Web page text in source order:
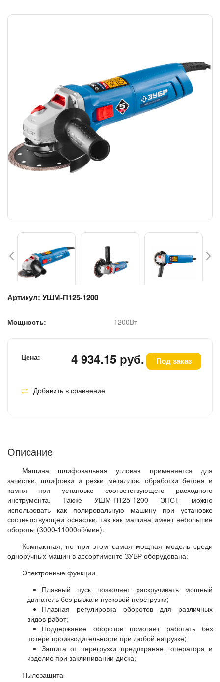
Артикул: УШМ-П125-1200
Мощность: 1200Вт
Цена: 4 934.15 руб. Под заказ
Добавить в сравнение
Описание
Машина шлифовальная угловая применяется для
зачистки, шлифовки и резки металлов, обработки бетона и
камня при установке соответствующего расходного
инструмента. Также УШМ-П125-1200 ЭПСТ можно
использовать как полировальную машину при установке
соответствующей оснастки, так как машина имеет небольшие
обороты (3000-11000об/мин).
Компактная, но при этом самая мощная модель среди
одноручных машин в ассортименте ЗУБР оборудована:
Электронные функции
Плавный пуск позволяет раскручивать мощный
двигатель без рывка и пусковой перегрузки;
Плавная регулировка оборотов для различных
видов работ;
Поддержание оборотов помогает работать без
потери производительности при любой нагрузке;
Защита от перегрузки предохраняет оператора и
изделие при заклинивании диска;
Пылезащита